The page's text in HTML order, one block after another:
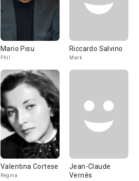
Mario Pisu
Phil
Riccardo Salvino
Mark
Valentina Cortese
Regina
Jean-Claude
Vernès